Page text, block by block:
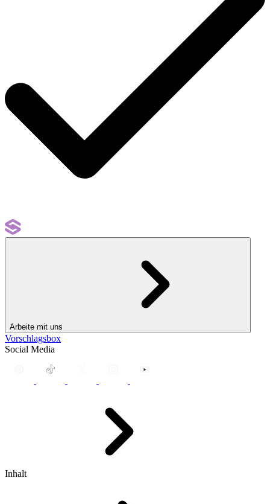
Arbeite mit uns
Vorschlagsbox
Social Media
Inhalt